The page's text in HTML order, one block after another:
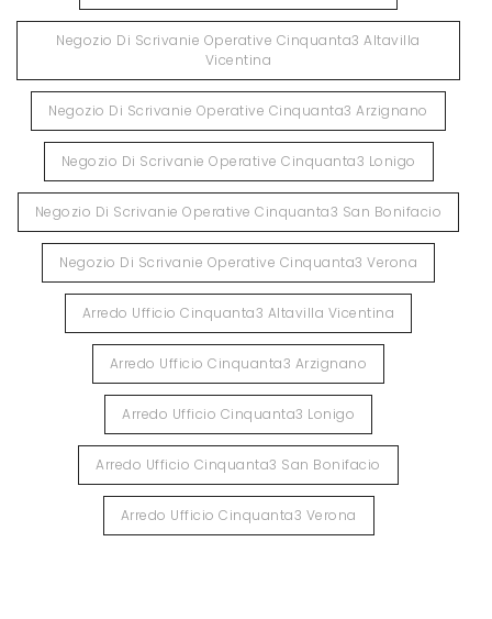
Negozio Di Scrivanie Operative Cinquanta3 Altavilla
Vicentina
Negozio Di Scrivanie Operative Cinquanta3 Arzignano
Negozio Di Scrivanie Operative Cinquanta3 Lonigo
Negozio Di Scrivanie Operative Cinquanta3 San Bonifacio
Negozio Di Scrivanie Operative Cinquanta3 Verona
Arredo Ufficio Cinquanta3 Altavilla Vicentina
Arredo Ufficio Cinquanta3 Arzignano
Arredo Ufficio Cinquanta3 Lonigo
Arredo Ufficio Cinquanta3 San Bonifacio
Arredo Ufficio Cinquanta3 Verona